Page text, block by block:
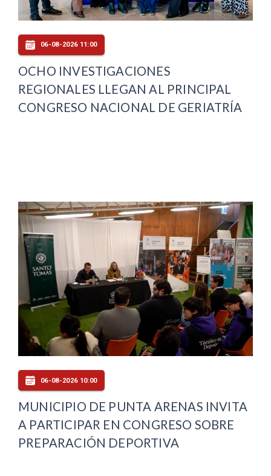
06-08-2026 11:00
OCHO INVESTIGACIONES
REGIONALES LLEGAN AL PRINCIPAL
CONGRESO NACIONAL DE GERIATRÍA
06-08-2026 10:00
MUNICIPIO DE PUNTA ARENAS INVITA
A PARTICIPAR EN CONGRESO SOBRE
PREPARACIÓN DEPORTIVA